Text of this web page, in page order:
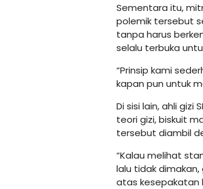
Sementara itu,
polemik tersebut
tanpa harus
selalu terbuka
“Prinsip kami
kapan pun untuk
Di sisi lain, ahli gizi
teori gizi, biskuit
tersebut diambil
“Kalau melihat
lalu tidak
atas kesepakatan